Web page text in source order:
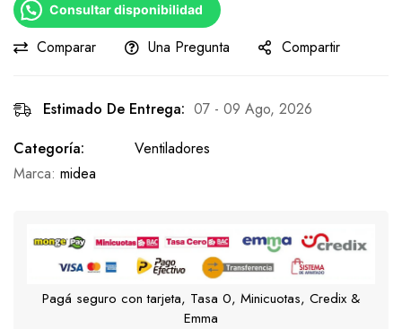
Consultar disponibilidad
Comparar Una Pregunta Compartir
Estimado De Entrega: 07 - 09 Ago, 2026
Categoría:
Ventiladores
Marca: midea
Pagá seguro con tarjeta, Tasa 0, Minicuotas, Credix &
Emma